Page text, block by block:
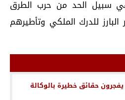
سبيل الحد من حرب الطرق
البارز للدرك الملكي وتأطيرهم
حقائق خطيرة بالوكالة